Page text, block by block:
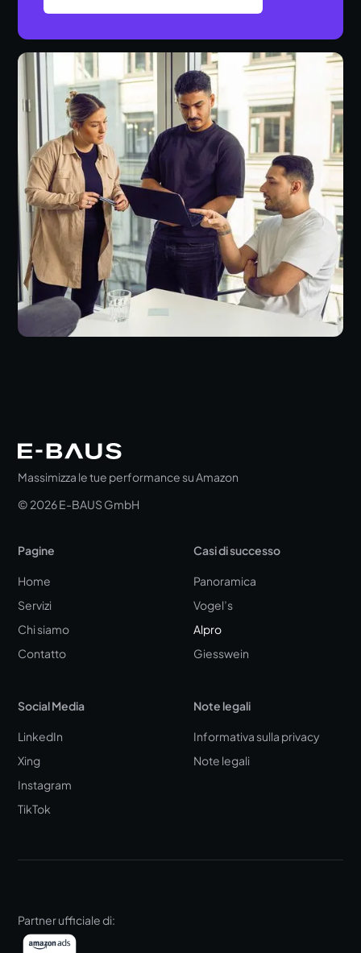
Massimizza le tue performance su Amazon
© 2026 E-BAUS GmbH
Pagine
Home
Servizi
Chi siamo
Contatto
Casi di successo
Panoramica
Vogel’s
Alpro
Giesswein
Social Media
LinkedIn
Xing
Instagram
TikTok
Note legali
Informativa sulla privacy
Note legali
Partner ufficiale di: